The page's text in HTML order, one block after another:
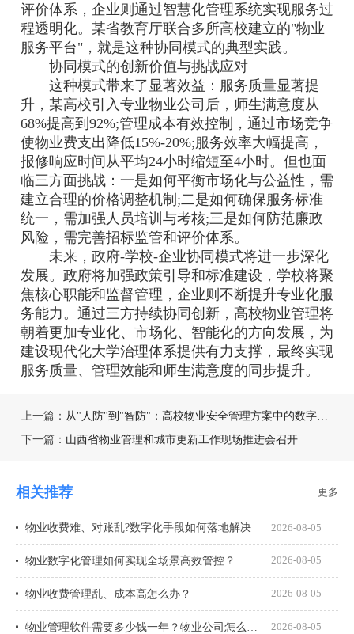
评价体系，企业则通过智慧化管理系统实现服务过
程透明化。某省教育厅联合多所高校建立的"物业
服务平台"，就是这种协同模式的典型实践。
协同模式的创新价值与挑战应对
这种模式带来了显著效益：服务质量显著提
升，某高校引入专业物业公司后，师生满意度从
68%提高到92%;管理成本有效控制，通过市场竞争
使物业费支出降低15%-20%;服务效率大幅提高，
报修响应时间从平均24小时缩短至4小时。但也面
临三方面挑战：一是如何平衡市场化与公益性，需
建立合理的价格调整机制;二是如何确保服务标准
统一，需加强人员培训与考核;三是如何防范廉政
风险，需完善招标监管和评价体系。
未来，政府-学校-企业协同模式将进一步深化
发展。政府将加强政策引导和标准建设，学校将聚
焦核心职能和监督管理，企业则不断提升专业化服
务能力。通过三方持续协同创新，高校物业管理将
朝着更加专业化、市场化、智能化的方向发展，为
建设现代化大学治理体系提供有力支撑，最终实现
服务质量、管理效能和师生满意度的同步提升。
上一篇： 从"人防"到"智防"：高校物业安全管理方案中的数字技术应用
下一篇： 山西省物业管理和城市更新工作现场推进会召开
相关推荐 更多
物业收费难、对账乱?数字化手段如何落地解决 2026-08-05
物业数字化管理如何实现全场景高效管控？ 2026-08-05
物业收费管理乱、成本高怎么办？ 2026-08-05
2026-08-05